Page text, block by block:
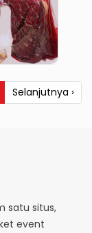
Selanjutnya ›
satu situs,
event